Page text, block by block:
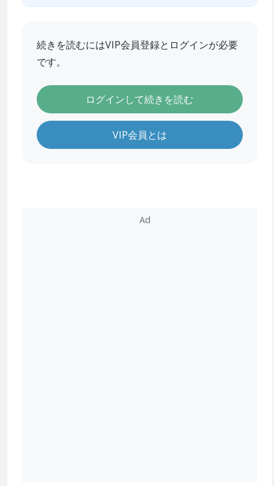
続きを読むにはVIP会員登録とログインが必要
です。
ログインして続きを読む
VIP会員とは